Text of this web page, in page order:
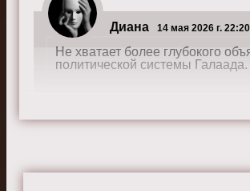
Диана 14 мая 2026 г. 22:20
Не хватает более глубокого
политической системы Галаада.
Иногда слишком много